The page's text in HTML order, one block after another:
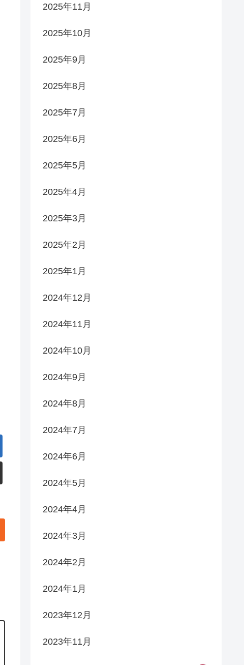
2025年11月
2025年10月
2025年9月
2025年8月
2025年7月
2025年6月
2025年5月
2025年4月
2025年3月
2025年2月
2025年1月
2024年12月
2024年11月
2024年10月
2024年9月
2024年8月
2024年7月
2024年6月
2024年5月
2024年4月
2024年3月
2024年2月
2024年1月
2023年12月
2023年11月